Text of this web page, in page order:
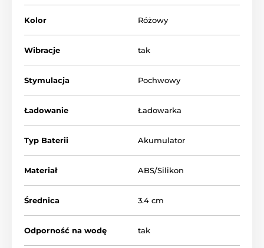
Kolor Różowy
Wibracje tak
Stymulacja Pochwowy
Ładowanie Ładowarka
Typ Baterii Akumulator
Materiał ABS/Silikon
Średnica 3.4 cm
Odporność na wodę tak